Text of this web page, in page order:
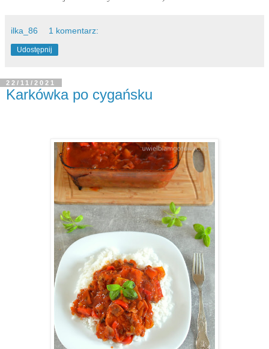
ilka_86 1 komentarz:
Udostępnij
22/11/2021
Karkówka po cygańsku